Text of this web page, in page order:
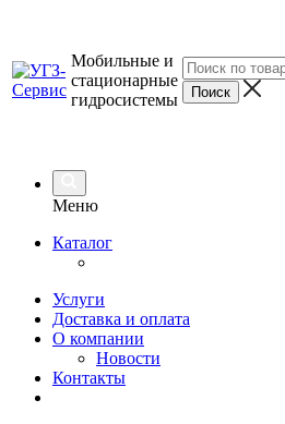
Мобильные и
стационарные
гидросистемы
Меню
Каталог
Услуги
Доставка и оплата
О компании
Новости
Контакты